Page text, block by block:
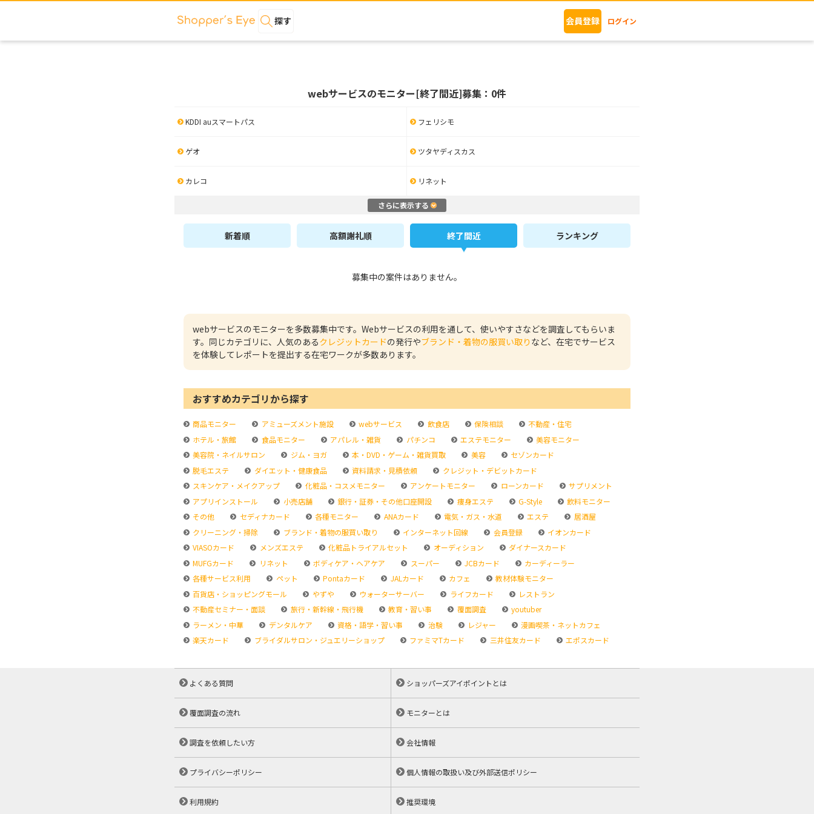
探す 会員登録 ログイン
webサービスのモニター[終了間近]募集：0件
KDDI auスマートパス フェリシモ
ゲオ ツタヤディスカス
カレコ リネット
さらに表示する
新着順 高額謝礼順 終了間近 ランキング
募集中の案件はありません。
webサービスのモニターを多数募集中です。Webサービスの利用を通して、使いやすさなどを調査してもらいま
す。同じカテゴリに、人気のあるクレジットカードの発行やブランド・着物の服買い取り など、在宅でサービス
を体験してレポートを提出する在宅ワークが多数あります。
おすすめカテゴリから探す
商品モニター アミューズメント施設 webサービス 飲食店 保険相談
不動産・住宅
ホテル・旅館
食品モニター アパレル・雑貨 パチンコ エステモニター
美容モニター
美容院・ネイルサロン
ジム・ヨガ 本・DVD・ゲーム・雑貨買取 美容
セゾンカード
脱毛エステ
ダイエット・健康食品 資料請求・見積依頼
クレジット・デビットカード
スキンケア・メイクアップ
化粧品・コスメモニター アンケートモニター ローンカード
サプリメント
アプリインストール
小売店舗 銀行・証券・その他口座開設 痩身エステ G-Style
飲料モニター
その他
セディナカード 各種モニター ANAカード 電気・ガス・水道 エステ
居酒屋
クリーニング・掃除
ブランド・着物の服買い取り インターネット回線 会員登録
イオンカード
VIASOカード
メンズエステ 化粧品トライアルセット オーディション
ダイナースカード
MUFGカード
リネット ボディケア・ヘアケア スーパー JCBカード
カーディーラー
各種サービス利用
ペット Pontaカード JALカード カフェ
教材体験モニター
百貨店・ショッピングモール
やずや ウォーターサーバー ライフカード
レストラン
不動産セミナー・面談
旅行・新幹線・飛行機 教育・習い事 覆面調査
youtuber
ラーメン・中華
デンタルケア 資格・語学・習い事 治験 レジャー
漫画喫茶・ネットカフェ
楽天カード
ブライダルサロン・ジュエリーショップ ファミマTカード 三井住友カード エポスカード
よくある質問 ショッパーズアイポイントとは
覆面調査の流れ モニターとは
調査を依頼したい方 会社情報
プライバシーポリシー 個人情報の取扱い及び外部送信ポリシー
利用規約 推奨環境